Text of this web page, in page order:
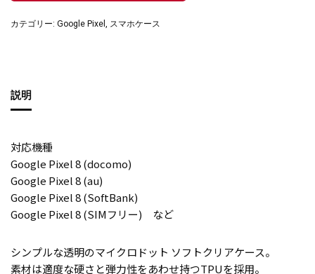
カテゴリー: Google Pixel , スマホケース
説明
対応機種
Google Pixel 8 (docomo)
Google Pixel 8 (au)
Google Pixel 8 (SoftBank)
Google Pixel 8 (SIMフリー) など
シンプルな透明のマイクロドット ソフトクリアケース。
素材は適度な硬さと弾力性をあわせ持つTPUを採用。